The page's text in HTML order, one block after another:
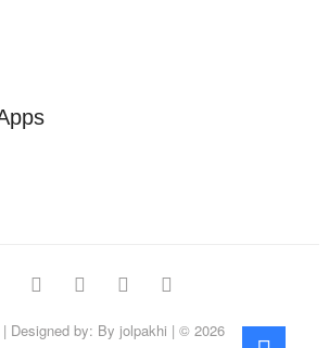
twitterpinterestinstagramlinkedin
| Designed by: By jolpakhi | © 2026 Go